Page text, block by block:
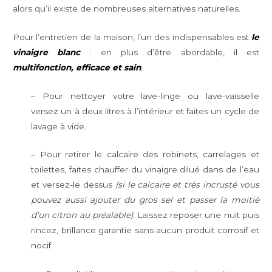
alors qu’il existe de nombreuses alternatives naturelles.
Pour l’entretien de la maison, l’un des indispensables estle
vinaigre blanc : en plus d’être abordable, il est
multifonction, efficace et sain.
– Pour nettoyer votre lave-linge ou lave-vaisselle
versez un à deux litres à l’intérieur et faites un cycle de
lavage à vide.
– Pour retirer le calcaire des robinets, carrelages et
toilettes, faites chauffer du vinaigre dilué dans de l’eau
et versez-le dessus (si le calcaire et très incrusté vous
pouvez aussi ajouter du gros sel et passer la moitié
d’un citron au préalable). Laissez reposer une nuit puis
rincez, brillance garantie sans aucun produit corrosif et
nocif.